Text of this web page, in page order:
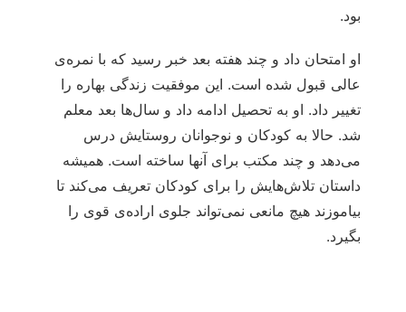
بود.
او امتحان داد و چند هفته بعد خبر رسید که با نمره‌ی
عالی قبول شده است. این موفقیت زندگی بهاره را
تغییر داد. او به تحصیل ادامه داد و سال‌ها بعد معلم
شد. حالا به کودکان و نوجوانان روستایش درس
می‌دهد و چند مکتب برای آنها ساخته است. همیشه
داستان تلاش‌هایش را برای کودکان تعریف می‌کند تا
بیاموزند هیچ مانعی نمی‌تواند جلوی اراده‌ی قوی را
بگیرد.